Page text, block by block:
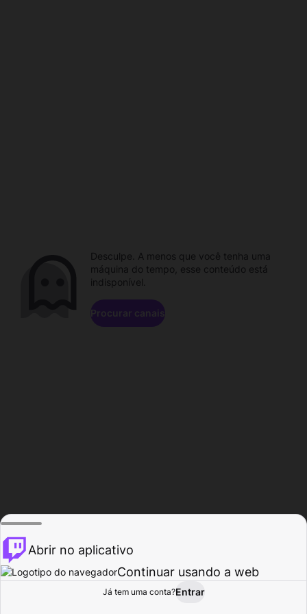
Procurar Atividade
Desculpe. A menos que você tenha uma
máquina do tempo, esse conteúdo está
indisponível.
Procurar canais
Abrir no aplicativo
Continuar usando a web
Já tem uma conta?Entrar